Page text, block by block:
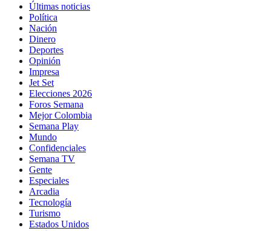
Últimas noticias
Política
Nación
Dinero
Deportes
Opinión
Impresa
Jet Set
Elecciones 2026
Foros Semana
Mejor Colombia
Semana Play
Mundo
Confidenciales
Semana TV
Gente
Especiales
Arcadia
Tecnología
Turismo
Estados Unidos